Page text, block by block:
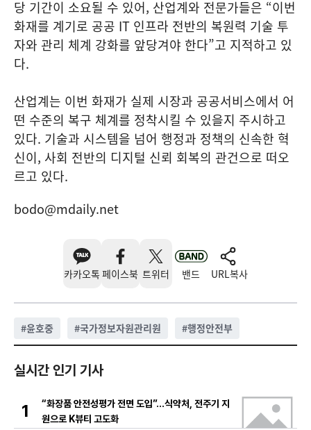
당 기간이 소요될 수 있어, 산업계와 전문가들은 “이번
화재를 계기로 공공 IT 인프라 전반의 복원력 기술 투
자와 관리 체계 강화를 앞당겨야 한다”고 지적하고 있
다.
산업계는 이번 화재가 실제 시장과 공공서비스에서 어
떤 수준의 복구 체계를 정착시킬 수 있을지 주시하고
있다. 기술과 시스템을 넘어 행정과 정책의 신속한 혁
신이, 사회 전반의 디지털 신뢰 회복의 관건으로 떠오
르고 있다.
bodo@mdaily.net
카카오톡 페이스북 트위터 밴드 URL복사
#윤호중 #국가정보자원관리원 #행정안전부
실시간 인기 기사
1
“화장품 안전성평가 전면 도입”…식약처, 전주기 지
원으로 K뷰티 고도화